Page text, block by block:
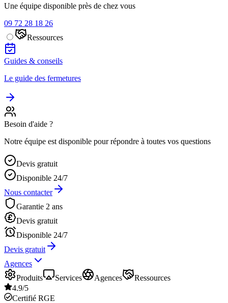
Une équipe disponible près de chez vous
09 72 28 18 26
Ressources
Guides & conseils
Le guide des fermetures
Besoin d'aide ?
Notre équipe est disponible pour répondre à toutes vos questions
Devis gratuit
Disponible 24/7
Nous contacter
Garantie 2 ans
Devis gratuit
Disponible 24/7
Devis gratuit
Agences
Produits
Services Agences
Ressources
4.9/5
Certifié RGE